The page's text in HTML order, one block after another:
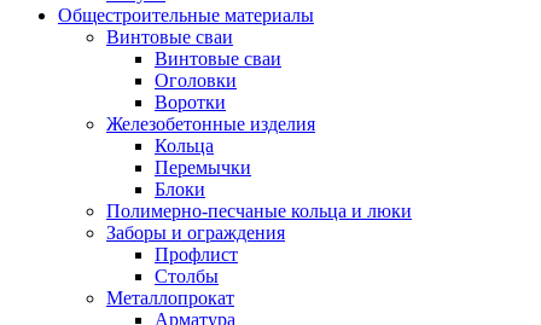
Общестроительные материалы
Винтовые сваи
Винтовые сваи
Оголовки
Воротки
Железобетонные изделия
Кольца
Перемычки
Блоки
Полимерно-песчаные кольца и люки
Заборы и ограждения
Профлист
Столбы
Металлопрокат
Арматура